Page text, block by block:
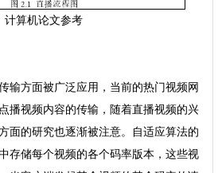
计算机论文参考
输方面被广泛应用，当前的热门视频网
播视频内容的传输，随着直播视频的兴
面的研究也逐渐被注意。自适应算法的
存储每个视频的各个码率版本，这些视